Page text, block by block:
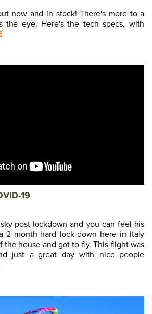
now and in stock! There's more to a
the eye. Here's the tech specs, with
19
post-lockdown and you can feel his
2 month hard lock-down here in Italy
house and got to fly. This flight was
just a great day with nice people